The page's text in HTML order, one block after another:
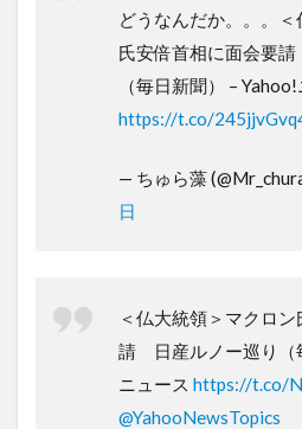
どうなんだか。。。
氏安倍首相に面会要
（毎日新聞） –
https://t.co/
— ちゅら藻
日
＜仏大統領＞マクロ
請 日産ルノー巡り（
ニュース https://t.co/
@YahooNewsTopics